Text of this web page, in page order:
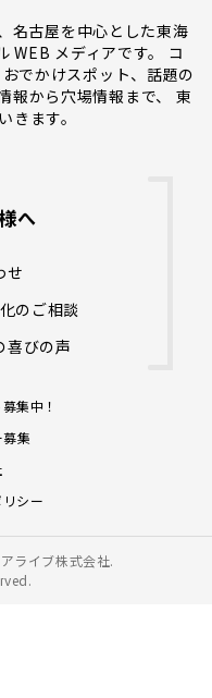
名古屋を中心とした東海
WEB メディアです。 コ
でかけスポット、話題の
報から穴場情報まで、 東
ます。
へ
せ
のご相談
喜びの声
集中！
集
シー
アライブ株式会社.